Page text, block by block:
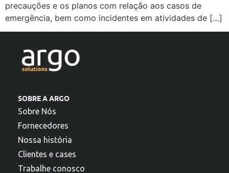
precauções e os planos com relação aos casos de
emergência, bem como incidentes em atividades de […]
SOBRE A ARGO
Sobre Nós
Fornecedores
Nossa história
Clientes e cases
Trabalhe conosco